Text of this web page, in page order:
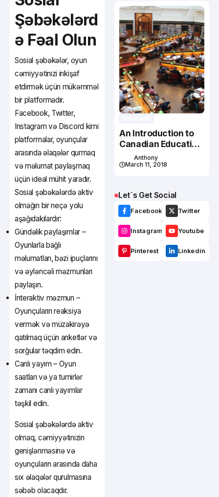
Şəbəkələrd
ə Fəal Olun
Sosial şəbəkələr, oyun
cəmiyyətinizi inkişaf
etdirmək üçün mükəmməl
bir platformadır.
Facebook, Twitter,
Instagram və Discord kimi
platformalar, oyunçular
arasında əlaqələr qurmaq
və məlumat paylaşmaq
üçün ideal mühit yaradır.
Sosial şəbəkələrdə aktiv
olmağın bir neçə yolu
aşağıdakılardır:
Gündəlik paylaşımlar –
Oyunlarla bağlı
məlumatları, bəzi ipuçlarını
və əyləncəli məzmunları
paylaşın.
İnteraktiv məzmun –
Oyunçuların reaksiya
vermək və müzakirəyə
qatılmaq üçün anketlər və
sorğular təqdim edin.
Canlı yayım – Oyun
saatları və ya turnirlər
zamanı canlı yayımlar
təşkil edin.
Sosial şəbəkələrdə aktiv
olmaq, cəmiyyətinizin
genişlənməsinə və
oyunçuların arasında daha
sıx əlaqələr qurulmasına
səbəb olacaqdır.
An Introduction to
Canadian Education
System
Anthony
March 11, 2018
Let`s Get Social
Facebook Twitter
Instagram Youtube
Pinterest Linkedin